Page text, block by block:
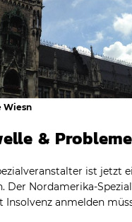
Wiesn
& Probleme
ist jetzt
Der Nordamerika-
Insolvenz anmelden